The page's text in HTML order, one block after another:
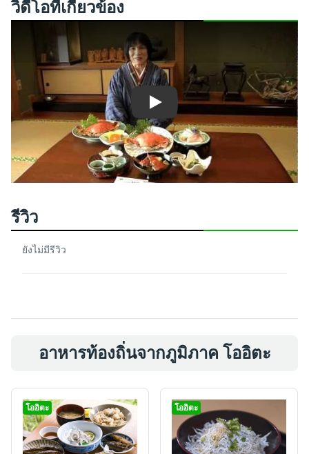
วิดีโอที่เกี่ยวข้อง
Play
รีวิว
ยังไม่มีรีวิว
อาหารท้องถิ่นจากภูมิภาค โออิตะ
โออิตะ โออิตะ